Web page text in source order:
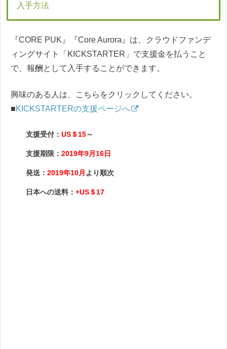
入手方法
『CORE PUK』『Core Aurora』は、クラウドファンデ
ィングサイト「KICKSTARTER」で支援金を払うこと
で、報酬として入手することができます。
興味のある人は、こちらをクリックしてください。
■KICKSTARTERの支援ページへ
支援受付： US＄15～
支援期限： 2019年9月16日
発送： 2019年10月 より順次
日本への送料： +US＄17